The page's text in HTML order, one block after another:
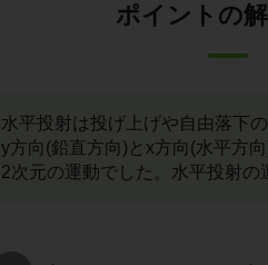
ポイントの
水平投射は投げ上げや自由落下
y方向(鉛直方向)とx方向(水平方
2次元の運動でした。水平投射の